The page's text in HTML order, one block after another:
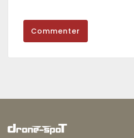
Commenter